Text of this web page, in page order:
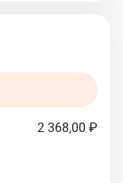
2 368,00 ₽